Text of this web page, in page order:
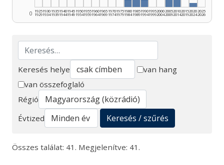
0 1925
1929
1930
1934
1935
1939
1940
1944
1945
1949
1950
1954
1955
1959
1960
1964
1965
1969
1970
1974
1975
1979
1980
1984
1985
1989
1990
1994
1995
1999
2000
2004
2005
2009
2010
2014
2015
2019
2020
2024
2025
2026
Keresés
Keresés helye
van hang
van összefoglaló
Régió
Évtized
Keresés / szűrés
Összes találat: 41. Megjelenítve: 41.